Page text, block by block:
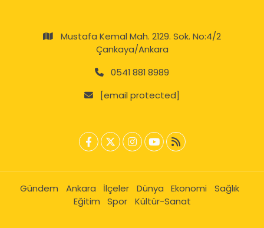
Mustafa Kemal Mah. 2129. Sok. No:4/2
Çankaya/Ankara
0541 881 8989
[email protected]
Gündem Ankara İlçeler Dünya Ekonomi
Sağlık
Eğitim
Spor Kültür-Sanat